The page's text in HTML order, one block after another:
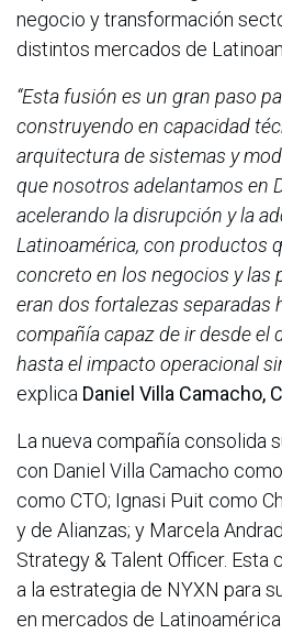
negocio y transformación
distintos mercados de
“Esta fusión es un gran paso
construyendo en capacidad
arquitectura de sistemas y
que nosotros adelantamos en
acelerando la disrupción y la
Latinoamérica, con productos
concreto en los negocios y las
eran dos fortalezas separadas
compañía capaz de ir desde el
hasta el impacto operacional
explica Daniel Villa Camacho,
La nueva compañía consolida
con Daniel Villa Camacho
como CTO; Ignasi Puit como
y de Alianzas; y Marcela
Strategy & Talent Officer. Esta
a la estrategia de NYXN para
en mercados de